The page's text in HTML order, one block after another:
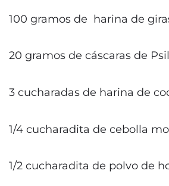
100 gramos de harina de
20 gramos de cáscaras de
3 cucharadas de harina de
1/4 cucharadita de cebolla
1/2 cucharadita de polvo de